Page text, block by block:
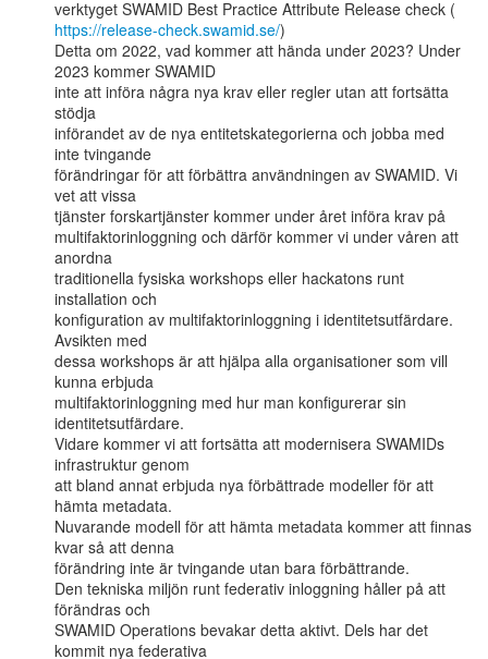
https://release-check.swamid.se/)
Detta om 2022, vad kommer att hända under 2023? Under
2023 kommer SWAMID
inte att införa några nya krav eller regler utan att fortsätta
stödja
införandet av de nya entitetskategorierna och jobba med
inte tvingande
förändringar för att förbättra användningen av SWAMID. Vi
vet att vissa
tjänster forskartjänster kommer under året införa krav på
multifaktorinloggning och därför kommer vi under våren att
anordna
traditionella fysiska workshops eller hackatons runt
installation och
konfiguration av multifaktorinloggning i identitetsutfärdare.
Avsikten med
dessa workshops är att hjälpa alla organisationer som vill
kunna erbjuda
multifaktorinloggning med hur man konfigurerar sin
identitetsutfärdare.
Vidare kommer vi att fortsätta att modernisera SWAMIDs
infrastruktur genom
att bland annat erbjuda nya förbättrade modeller för att
hämta metadata.
Nuvarande modell för att hämta metadata kommer att finnas
kvar så att denna
förändring inte är tvingande utan bara förbättrande.
Den tekniska miljön runt federativ inloggning håller på att
förändras och
SWAMID Operations bevakar detta aktivt. Dels har det
kommit nya federativa